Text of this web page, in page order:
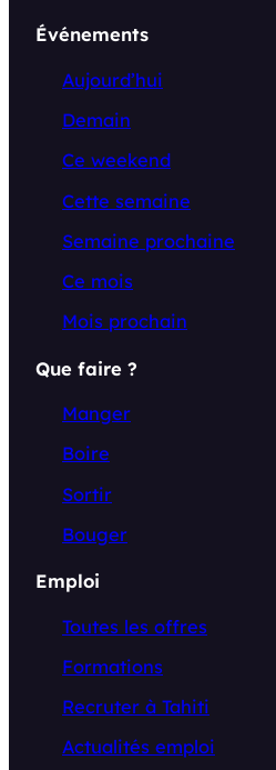
Événements
Aujourd’hui
Demain
Ce weekend
Cette semaine
Semaine prochaine
Ce mois
Mois prochain
Que faire ?
Manger
Boire
Sortir
Bouger
Emploi
Toutes les offres
Formations
Recruter à Tahiti
Actualités emploi